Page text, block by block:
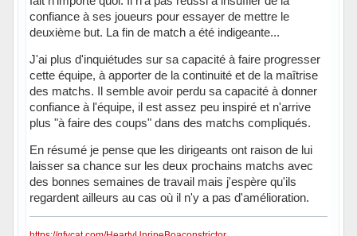
confiance à ses joueurs pour essayer de mettre le
deuxième but. La fin de match a été indigeante...
J'ai plus d'inquiétudes sur sa capacité à faire progresser
cette équipe, à apporter de la continuité et de la maîtrise
des matchs. Il semble avoir perdu sa capacité à donner
confiance à l'équipe, il est assez peu inspiré et n'arrive
plus "à faire des coups" dans des matchs compliqués.
En résumé je pense que les dirigeants ont raison de lui
laisser sa chance sur les deux prochains matchs avec
des bonnes semaines de travail mais j'espère qu'ils
regardent ailleurs au cas où il n'y a pas d'amélioration.